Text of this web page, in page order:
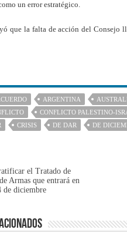
un error estratégico.
que la falta de acción del Consejo
ARGENTINA
CONFLICTO PALESTINO-
CRISIS DE DAR DE
el Tratado de
Armas que entrará en
de diciembre